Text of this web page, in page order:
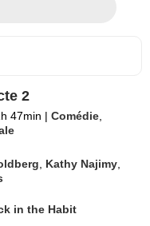
2
47min | Comédie
Kathy Najimy
in the Habit